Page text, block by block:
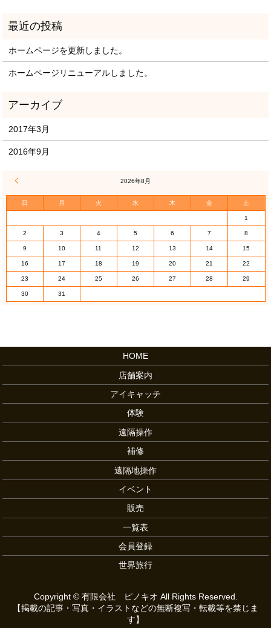
ホームページを更新しました。
ホームページリニューアルしました。
2017年3月
2016年9月
2026年8月
日 月 火 水 木 金 土
1
2 3 4 5 6 7 8
9 10 11 12 13 14 15
16 17 18 19 20 21 22
23 24 25 26 27 28 29
30 31
HOME
店舗案内
アイキャッチ
体験
遠隔操作
補修
遠隔地操作
イベント
販売
一覧表
会員登録
世界旅行
Copyright © 有限会社 ピノキオ All Rights Reserved.
【掲載の記事・写真・イラストなどの無断複写・転載等を禁じま
す】